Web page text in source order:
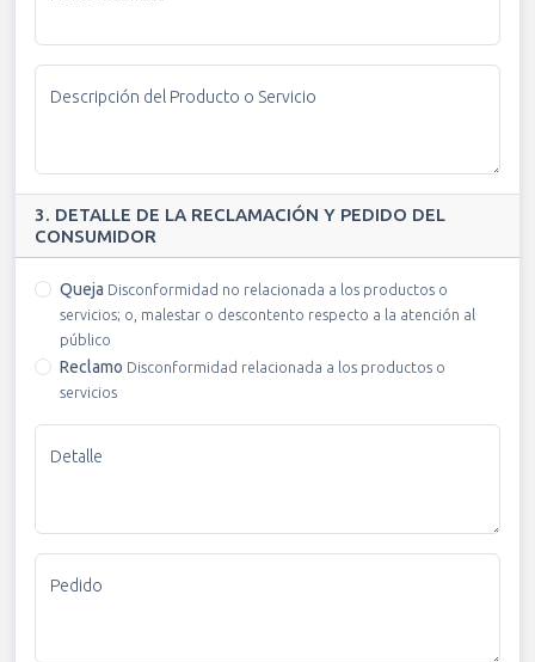
Descripción del Producto o Servicio
3. DETALLE DE LA RECLAMACIÓN Y PEDIDO DEL
CONSUMIDOR
Queja Disconformidad no relacionada a los productos o
servicios; o, malestar o descontento respecto a la atención al
público
Reclamo Disconformidad relacionada a los productos o
servicios
Detalle
Pedido